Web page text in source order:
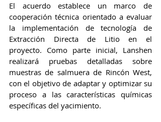
El acuerdo establece un marco de
cooperación técnica orientado a evaluar
la implementación de tecnología de
Extracción Directa de Litio en el
proyecto. Como parte inicial, Lanshen
realizará pruebas detalladas sobre
muestras de salmuera de Rincón West,
con el objetivo de adaptar y optimizar su
proceso a las características químicas
específicas del yacimiento.